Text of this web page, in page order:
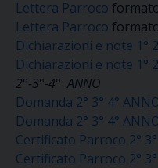
Lettera Parroco
Lettera Parroco
Dichiarazioni e note 1°
Dichiarazioni e note 1°
2°-3°-4° ANNO
Domanda 2° 3° 4°
Domanda 2° 3° 4°
Certificato Parroco 2°
Certificato Parroco 2°